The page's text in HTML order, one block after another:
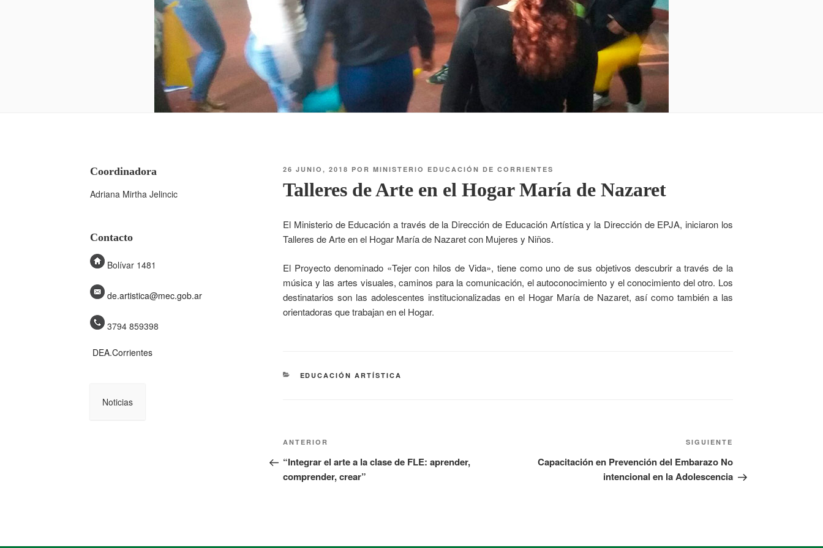
26 JUNIO, 2018 POR MINISTERIO EDUCACIÓN DE CORRIENTES
Talleres de Arte en el Hogar María de Nazaret
El Ministerio de Educación a través de la Dirección de Educación Artística y la Dirección de EPJA, iniciaron los
Talleres de Arte en el Hogar María de Nazaret con Mujeres y Niños.
El Proyecto denominado «Tejer con hilos de Vida», tiene como uno de sus objetivos descubrir a través de la
música y las artes visuales, caminos para la comunicación, el autoconocimiento y el conocimiento del otro. Los
destinatarios son las adolescentes institucionalizadas en el Hogar María de Nazaret, así como también a las
orientadoras que trabajan en el Hogar.
EDUCACIÓN ARTÍSTICA
ANTERIOR
“Integrar el arte a la clase de FLE: aprender,
comprender, crear”
SIGUIENTE
Capacitación en Prevención del Embarazo No
intencional en la Adolescencia
Coordinadora
Adriana Mirtha Jelincic
Contacto
Bolívar 1481
de.artistica@mec.gob.ar
3794 859398
DEA.Corrientes
Noticias